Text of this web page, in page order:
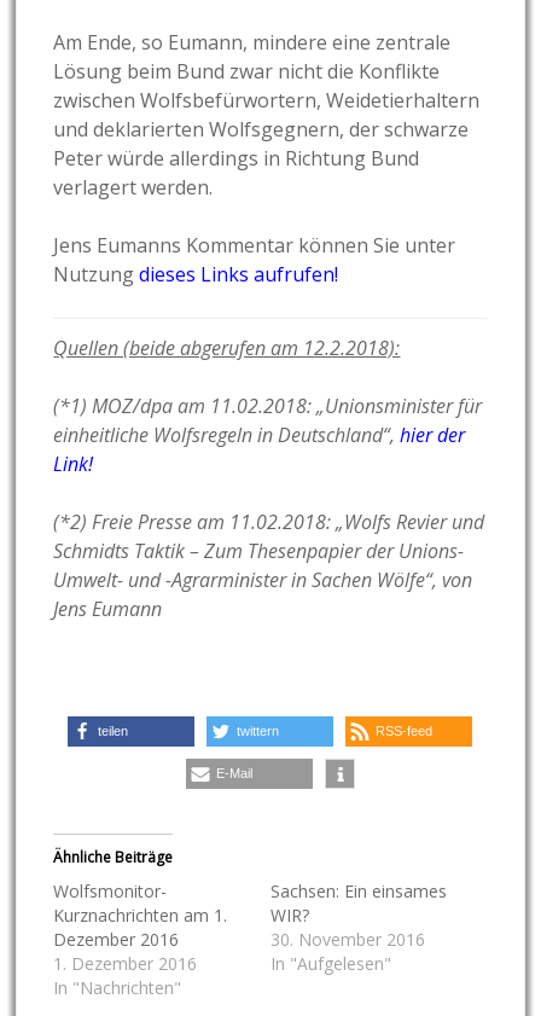
Am Ende, so Eumann, mindere eine zentrale
Lösung beim Bund zwar nicht die Konflikte
zwischen Wolfsbefürwortern, Weidetierhaltern
und deklarierten Wolfsgegnern, der schwarze
Peter würde allerdings in Richtung Bund
verlagert werden.
Jens Eumanns Kommentar können Sie unter
Nutzungdieses Links aufrufen!
Quellen (beide abgerufen am 12.2.2018):
(*1) MOZ/dpa am 11.02.2018: „Unionsminister für
einheitliche Wolfsregeln in Deutschland“,hier der
Link!
(*2) Freie Presse am 11.02.2018: „Wolfs Revier und
Schmidts Taktik – Zum Thesenpapier der Unions-
Umwelt- und -Agrarminister in Sachen Wölfe“, von
Jens Eumann
teilen twittern RSS-feed
E-Mail
Ähnliche Beiträge
Wolfsmonitor-
Kurznachrichten am 1.
Dezember 2016
1. Dezember 2016
In "Nachrichten"
Sachsen: Ein einsames
WIR?
30. November 2016
In "Aufgelesen"